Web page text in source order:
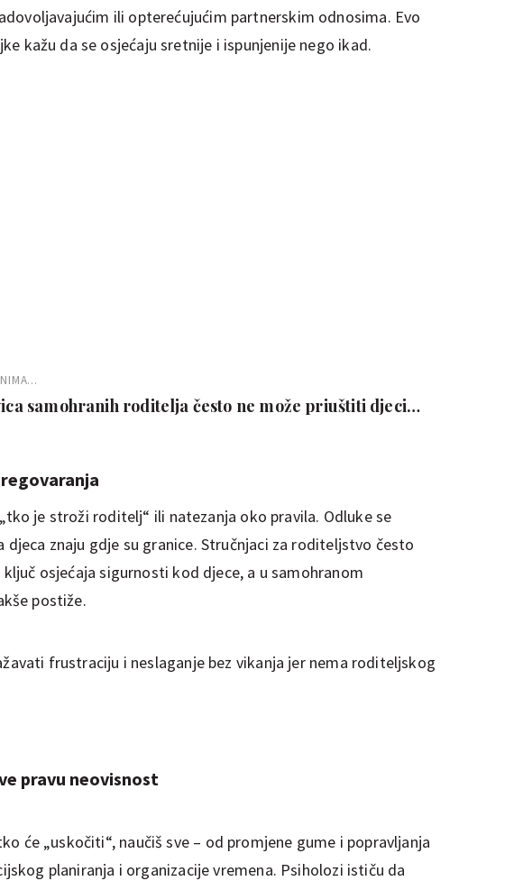
ili opterećujućim partnerskim odnosima. Evo
kažu da se osjećaju sretnije i ispunjenije nego ikad.
samohranih roditelja često ne može priuštiti djeci
je stroži roditelj“ ili natezanja oko pravila. Odluke se
djeca znaju gdje su granice. Stručnjaci za roditeljstvo često
osjećaja sigurnosti kod djece, a u samohranom
postiže.
frustraciju i neslaganje bez vikanja jer nema roditeljskog
pravu neovisnost
će „uskočiti“, naučiš sve – od promjene gume i popravljanja
planiranja i organizacije vremena. Psiholozi ističu da